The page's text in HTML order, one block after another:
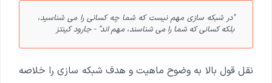
"در شبکه سازی مهم نیست که شما چه کسانی را می شناسید،
بلکه کسانی که شما را می شناسند، مهم اند" - جارود کینتز
نقل قول بالا به وضوح ماهیت و هدف شبکه سازی را خلاصه